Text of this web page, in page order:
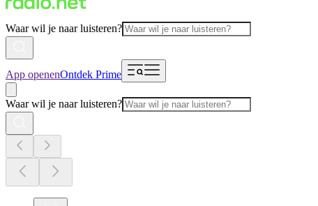
Waar wil je naar luisteren?
App openenOntdek Prime
Waar wil je naar luisteren?